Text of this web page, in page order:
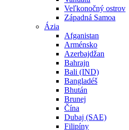
Veľkonočný ostrov
Západná Samoa
Ázia
Afganistan
Arménsko
Azerbajdžan
Bahrajn
Bali (IND)
Bangladéš
Bhután
Brunej
Čína
Dubaj (SAE)
Filipíny